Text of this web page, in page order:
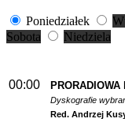
Poniedziałek
Sobota
Niedziela
00:00
Dyskografie
Red. Andrzej